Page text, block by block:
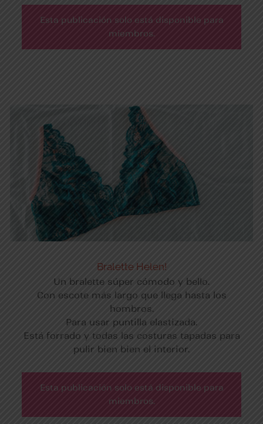
Esta publicación solo está disponible para
miembros.
Bralette Helen!
Un bralette súper cómodo y bello.
Con escote más largo que llega hasta los
hombros.
Para usar puntilla elastizada.
Está forrado y todas las costuras tapadas para
pulir bien bien el interior.
Esta publicación solo está disponible para
miembros.